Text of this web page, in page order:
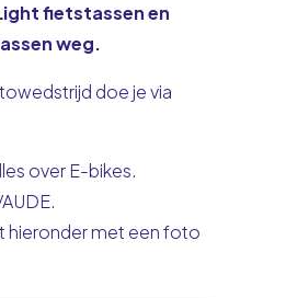
fietstassen en
weg.
doe je via
over E-bikes.
.
hieronder met een foto